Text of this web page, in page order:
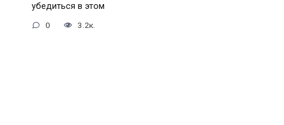
убедиться в этом
0 3.2к.